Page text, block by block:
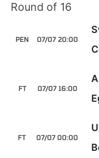
Round of 16
07/07 20:00
PEN
07/07 16:00
FT
07/07 00:00
FT